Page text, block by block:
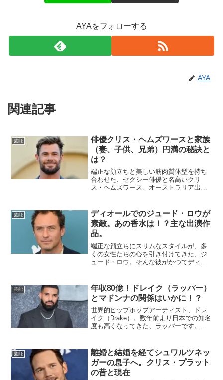
AYAをフォローする
AYA
関連記事
芸能
俳優クリス・ヘムズワースと家族
（妻、子供、兄弟）円満の秘訣と
は？
端正な顔立ちと美しい筋肉質体型を持ち
合わせた、セクシー俳優と名高いクリ
ス・ヘムズワース。オーストラリア出身
リアへ戻り、引き続き俳優として活躍し
ています。妻エルサとはおし...
芸能
ディオールでのジュード・ロウが
素敵。あの香水は！？主な出演作
品。
端正な顔立ちにスリムなスタイルが、多
くの女性たちの心を引き付けてきた、ジ
ュード・ロウ。そんな彼がかつてディオ
にディオールのどの製品だったのでしょ
うか？今回は、話題を...
芸能
年収80億！ドレイク（ラッパー）
とマドンナの関係はいかに！？
世界的ヒップホップアーティスト、ドレ
イク（Drake）。数年前より日本での知名
度も高くなってきた、ラッパーです。い
幅広く、世界の年収ランキングで上位に
くるほど、有名なド...
芸能
離婚と結婚を経てシュワルツネッ
ガーの息子へ。クリス・プラット
の昔と現在